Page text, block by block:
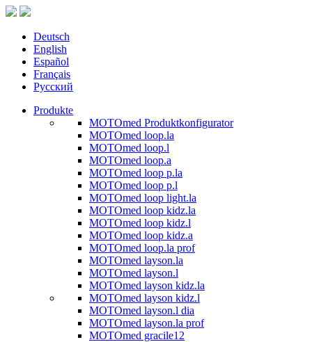
Deutsch
English
Español
Français
Русский
Produkte
MOTOmed Produktkonfigurator
MOTOmed loop.la
MOTOmed loop.l
MOTOmed loop.a
MOTOmed loop p.la
MOTOmed loop p.l
MOTOmed loop light.la
MOTOmed loop kidz.la
MOTOmed loop kidz.l
MOTOmed loop kidz.a
MOTOmed loop.la prof
MOTOmed layson.la
MOTOmed layson.l
MOTOmed layson kidz.la
MOTOmed layson kidz.l
MOTOmed layson.l dia
MOTOmed layson.la prof
MOTOmed gracile12